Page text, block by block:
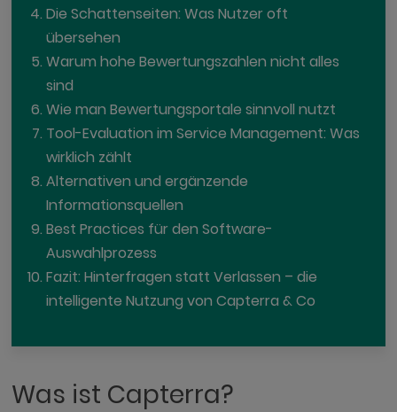
Die Schattenseiten: Was Nutzer oft
übersehen
Warum hohe Bewertungszahlen nicht alles
sind
Wie man Bewertungsportale sinnvoll nutzt
Tool-Evaluation im Service Management: Was
wirklich zählt
Alternativen und ergänzende
Informationsquellen
Best Practices für den Software-
Auswahlprozess
Fazit: Hinterfragen statt Verlassen – die
intelligente Nutzung von Capterra & Co
Was ist Capterra?